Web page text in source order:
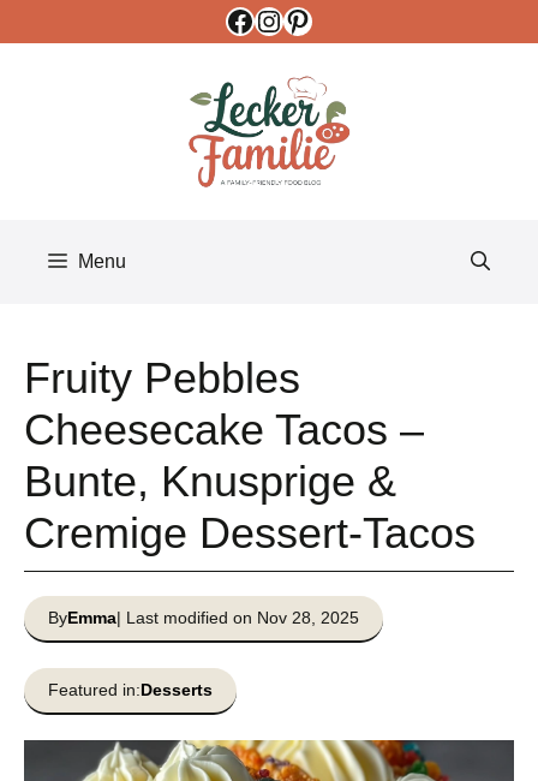
Facebook
Instagram
Pinterest
Menu
Fruity Pebbles
Cheesecake Tacos –
Bunte, Knusprige &
Cremige Dessert-Tacos
ByEmma| Last modified on Nov 28, 2025
Featured in:Desserts